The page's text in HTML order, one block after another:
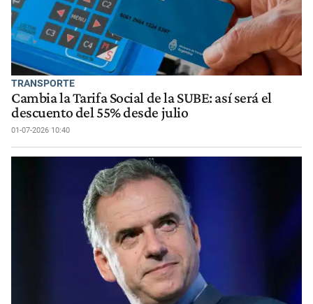
TRANSPORTE
Cambia la Tarifa Social de la SUBE: así será el
descuento del 55% desde julio
01-07-2026 10:40